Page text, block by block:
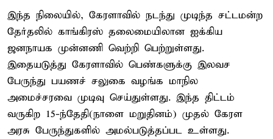
இந்த நிலையில், கேரளாவில் நடந்து முடிந்த சட்டமன்ற
தேர்தலில் காங்கிரஸ் தலைமையிலான ஐக்கிய
ஜனநாயக முன்னணி வெற்றி பெற்றுள்ளது.
இதையடுத்து கேரளாவில் பெண்களுக்கு இலவச
பேருந்து பயணச் சலுகை வழங்க மாநில
அமைச்சரவை முடிவு செய்துள்ளது. இந்த திட்டம்
வருகிற 15-ந்தேதி(நாளை மறுதினம்) முதல் கேரள
அரசு பேருந்துகளில் அமல்படுத்தப்பட உள்ளது.